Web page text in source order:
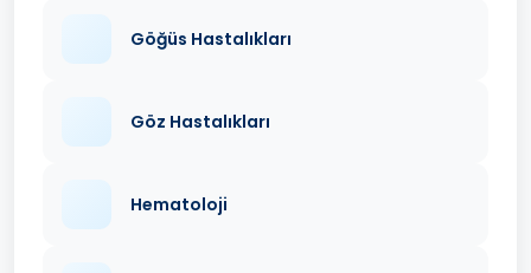
Göğüs Hastalıkları
Göz Hastalıkları
Hematoloji